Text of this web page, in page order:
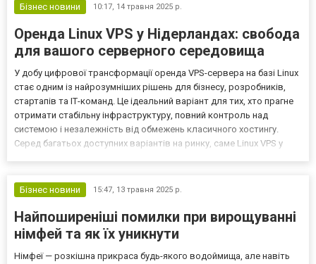
Бізнес новини 10:17, 14 травня 2025 р.
Оренда Linux VPS у Нідерландах: свобода
для вашого серверного середовища
У добу цифрової трансформації оренда VPS-сервера на базі Linux
стає одним із найрозумніших рішень для бізнесу, розробників,
стартапів та ІТ-команд. Це ідеальний варіант для тих, хто прагне
отримати стабільну інфраструктуру, повний контроль над
системою і незалежність від обмежень класичного хостингу.
Серед багатьох доступних варіантів на ринку, саме Linux VPS у
Бізнес новини
15:47, 13 травня 2025 р.
Найпоширеніші помилки при вирощуванні
німфей та як їх уникнути
Німфеї — розкішна прикраса будь-якого водоймища, але навіть